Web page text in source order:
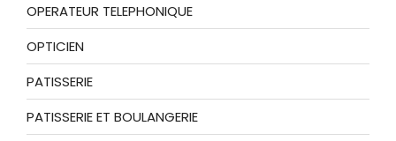
OPERATEUR TELEPHONIQUE
OPTICIEN
PATISSERIE
PATISSERIE ET BOULANGERIE